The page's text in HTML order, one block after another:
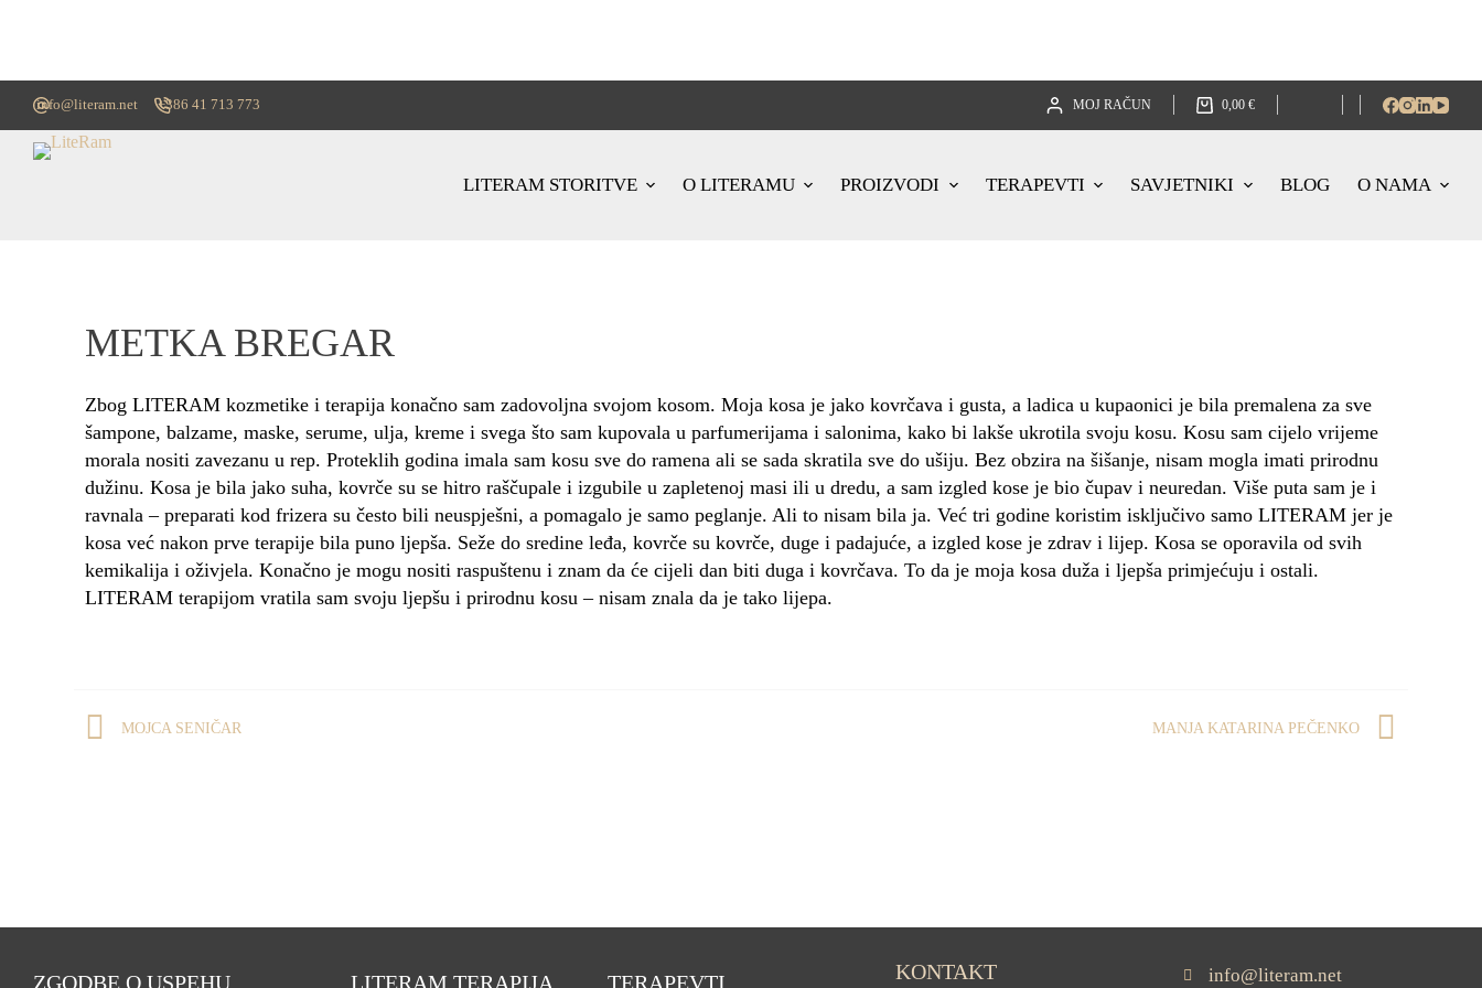
info@literam.net +386 41 713 773 MOJ RAČUN 0,00 €
LITERAM STORITVE O LITERAMU PROIZVODI TERAPEVTI SAVJETNIKI BLOG O NAMA
METKA BREGAR
Zbog LITERAM kozmetike i terapija konačno sam zadovoljna svojom kosom. Moja kosa je jako kovrčava i gusta, a ladica u kupaonici je bila premalena za sve
šampone, balzame, maske, serume, ulja, kreme i svega što sam kupovala u parfumerijama i salonima, kako bi lakše ukrotila svoju kosu. Kosu sam cijelo vrijeme
morala nositi zavezanu u rep. Proteklih godina imala sam kosu sve do ramena ali se sada skratila sve do ušiju. Bez obzira na šišanje, nisam mogla imati prirodnu
dužinu. Kosa je bila jako suha, kovrče su se hitro raščupale i izgubile u zapletenoj masi ili u dredu, a sam izgled kose je bio čupav i neuredan. Više puta sam je i
ravnala – preparati kod frizera su često bili neuspješni, a pomagalo je samo peglanje. Ali to nisam bila ja. Već tri godine koristim isključivo samo LITERAM jer je
kosa već nakon prve terapije bila puno ljepša. Seže do sredine leđa, kovrče su kovrče, duge i padajuće, a izgled kose je zdrav i lijep. Kosa se oporavila od svih
kemikalija i oživjela. Konačno je mogu nositi raspuštenu i znam da će cijeli dan biti duga i kovrčava. To da je moja kosa duža i ljepša primjećuju i ostali.
LITERAM terapijom vratila sam svoju ljepšu i prirodnu kosu – nisam znala da je tako lijepa.
MOJCA SENIČAR MANJA KATARINA PEČENKO
ZGODBE O USPEHU LITERAM TERAPIJA TERAPEVTI KONTAKT info@literam.net